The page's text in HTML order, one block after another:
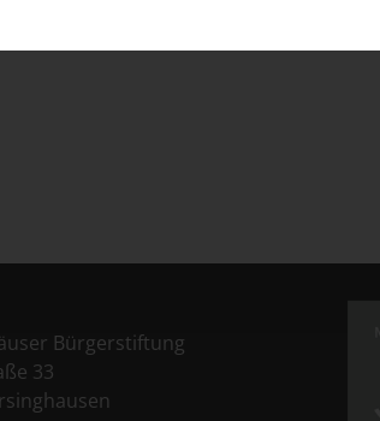
Bürgerstiftung
33